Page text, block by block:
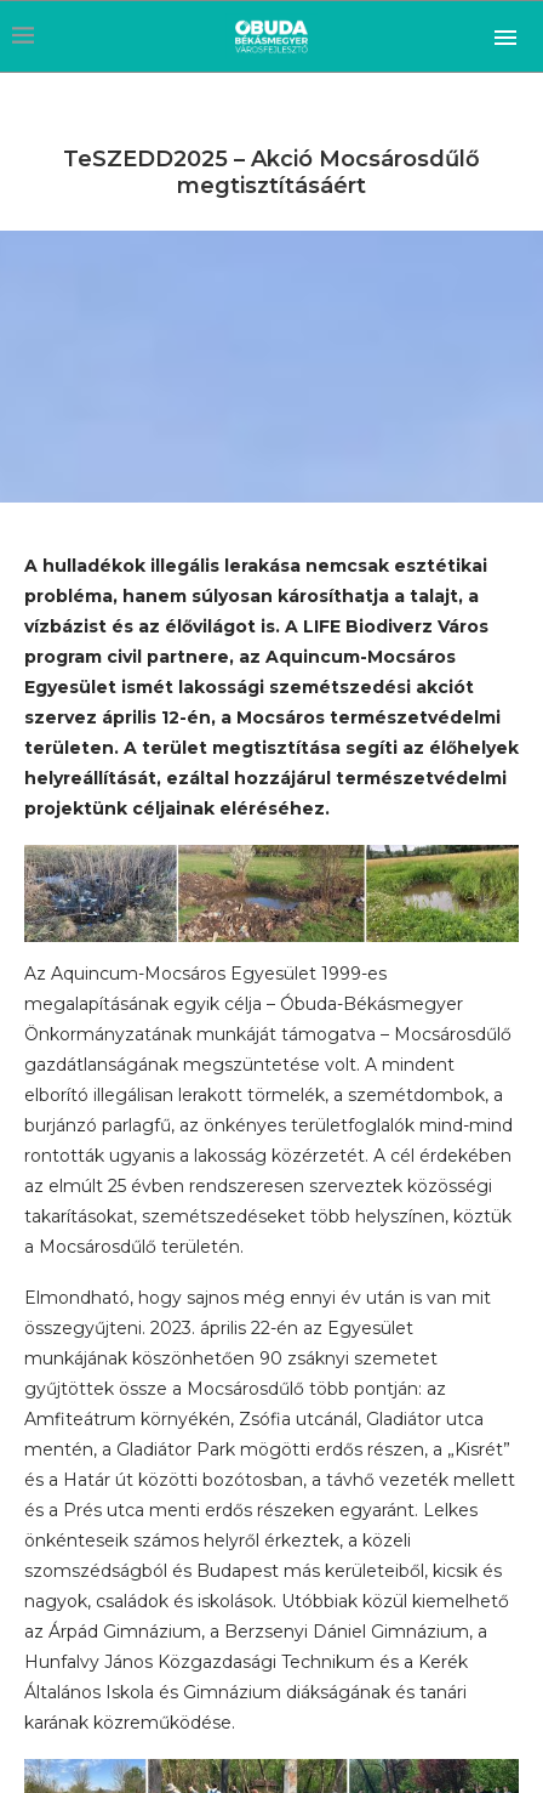
TeSZEDD2025 – Akció Mocsárosdűlő
megtisztításáért
A hulladékok illegális lerakása nemcsak esztétikai
probléma, hanem súlyosan károsíthatja a talajt, a
vízbázist és az élővilágot is. A LIFE Biodiverz Város
program civil partnere, az Aquincum-Mocsáros
Egyesület ismét lakossági szemétszedési akciót
szervez április 12-én, a Mocsáros természetvédelmi
területen. A terület megtisztítása segíti az élőhelyek
helyreállítását, ezáltal hozzájárul természetvédelmi
projektünk céljainak eléréséhez.
Az Aquincum-Mocsáros Egyesület 1999-es
megalapításának egyik célja – Óbuda-Békásmegyer
Önkormányzatának munkáját támogatva – Mocsárosdűlő
gazdátlanságának megszüntetése volt. A mindent
elborító illegálisan lerakott törmelék, a szemétdombok, a
burjánzó parlagfű, az önkényes területfoglalók mind-mind
rontották ugyanis a lakosság közérzetét. A cél érdekében
az elmúlt 25 évben rendszeresen szerveztek közösségi
takarításokat, szemétszedéseket több helyszínen, köztük
a Mocsárosdűlő területén.
Elmondható, hogy sajnos még ennyi év után is van mit
összegyűjteni. 2023. április 22-én az Egyesület
munkájának köszönhetően 90 zsáknyi szemetet
gyűjtöttek össze a Mocsárosdűlő több pontján: az
Amfiteátrum környékén, Zsófia utcánál, Gladiátor utca
mentén, a Gladiátor Park mögötti erdős részen, a „Kisrét”
és a Határ út közötti bozótosban, a távhő vezeték mellett
és a Prés utca menti erdős részeken egyaránt. Lelkes
önkénteseik számos helyről érkeztek, a közeli
szomszédságból és Budapest más kerületeiből, kicsik és
nagyok, családok és iskolások. Utóbbiak közül kiemelhető
az Árpád Gimnázium, a Berzsenyi Dániel Gimnázium, a
Hunfalvy János Közgazdasági Technikum és a Kerék
Általános Iskola és Gimnázium diákságának és tanári
karának közreműködése.